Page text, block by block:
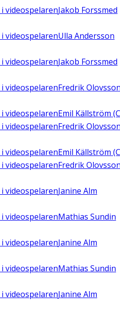
i videospelarenJakob Forssmed
i videospelarenUlla Andersson
i videospelarenJakob Forssmed
i videospelarenFredrik
i videospelarenEmil Källström
i videospelarenFredrik
i videospelarenEmil Källström
i videospelarenFredrik
i videospelarenJanine Alm
i videospelarenMathias Sundin
i videospelarenJanine Alm
i videospelarenMathias Sundin
i videospelarenJanine Alm